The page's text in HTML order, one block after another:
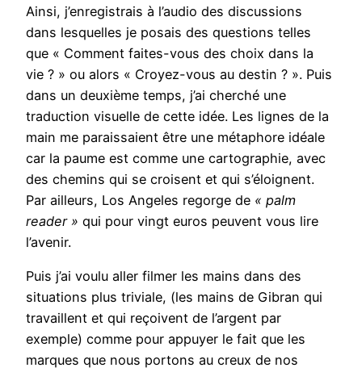
Ainsi, j’enregistrais à l’audio des discussions
dans lesquelles je posais des questions telles
que « Comment faites-vous des choix dans la
vie ? » ou alors « Croyez-vous au destin ? ». Puis
dans un deuxième temps, j’ai cherché une
traduction visuelle de cette idée. Les lignes de la
main me paraissaient être une métaphore idéale
car la paume est comme une cartographie, avec
des chemins qui se croisent et qui s’éloignent.
Par ailleurs, Los Angeles regorge de « palm
reader » qui pour vingt euros peuvent vous lire
l’avenir.
Puis j’ai voulu aller filmer les mains dans des
situations plus triviale, (les mains de Gibran qui
travaillent et qui reçoivent de l’argent par
exemple) comme pour appuyer le fait que les
marques que nous portons au creux de nos